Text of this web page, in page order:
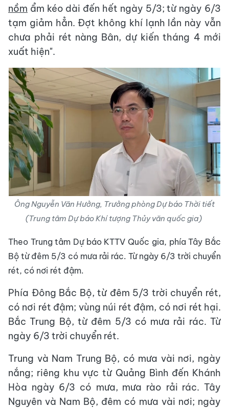
nồm ẩm kéo dài đến hết ngày 5/3; từ ngày 6/3
tạm giảm hẳn. Đợt không khí lạnh lần này vẫn
chưa phải rét nàng Bân, dự kiến tháng 4 mới
xuất hiện".
Ông Nguyễn Văn Hưởng, Trưởng phòng Dự báo Thời tiết
(Trung tâm Dự báo Khí tượng Thủy văn quốc gia)
Theo Trung tâm Dự báo KTTV Quốc gia, phía Tây Bắc
Bộ từ đêm 5/3 có mưa rải rác. Từ ngày 6/3 trời chuyển
rét, có nơi rét đậm.
Phía Đông Bắc Bộ, từ đêm 5/3 trời chuyển rét,
có nơi rét đậm; vùng núi rét đậm, có nơi rét hại.
Bắc Trung Bộ, từ đêm 5/3 có mưa rải rác. Từ
ngày 6/3 trời chuyển rét.
Trung và Nam Trung Bộ, có mưa vài nơi, ngày
nắng; riêng khu vực từ Quảng Bình đến Khánh
Hòa ngày 6/3 có mưa, mưa rào rải rác. Tây
Nguyên và Nam Bộ, đêm có mưa vài nơi; ngày